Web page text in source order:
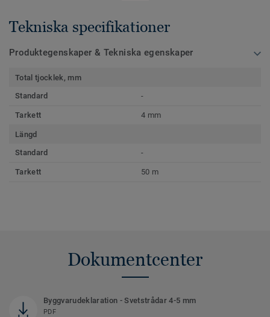
Tekniska specifikationer
Produktegenskaper & Tekniska egenskaper
Total tjocklek, mm
Standard
-
Tarkett 4 mm
Längd
Standard
-
Tarkett 50 m
Dokumentcenter
Byggvarudeklaration - Svetstrådar 4-5 mm
PDF